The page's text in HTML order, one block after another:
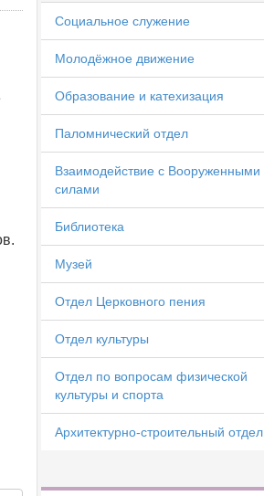
Социальное служение
Молодёжное движение
Образование и катехизация
Паломнический отдел
Взаимодействие с Вооруженными
силами
Библиотека
Музей
Отдел Церковного пения
Отдел культуры
Отдел по вопросам физической
культуры и спорта
Архитектурно-строительный отдел